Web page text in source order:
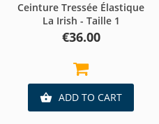
Ceinture Tressée Élastique
La Irish - Taille 1
Price
€36.00
 ADD TO CART